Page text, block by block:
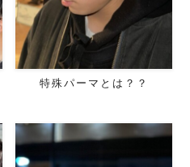
特殊パーマとは？？